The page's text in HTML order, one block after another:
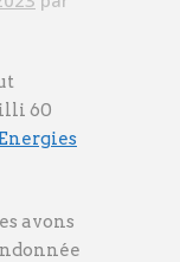
60
avons